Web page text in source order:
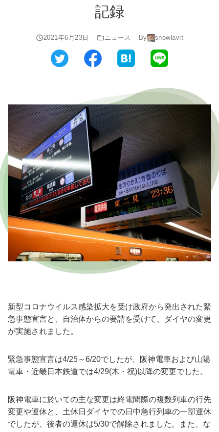
記録
2021年6月23日 ニュース By snowlavit
新型コロナウイルス感染拡大を受け政府から発出された緊
急事態宣言と、自治体からの要請を受けて、ダイヤの変更
が実施されました。
緊急事態宣言は4/25～6/20でしたが、阪神電車および山陽
電車・近畿日本鉄道では4/29(木・祝)以降の変更でした。
阪神電車に於いての主な変更は終電間際の複数列車の行先
変更や運休と、土休日ダイヤでの日中急行列車の一部運休
でしたが、後者の運休は5/30で解除されました。また、な